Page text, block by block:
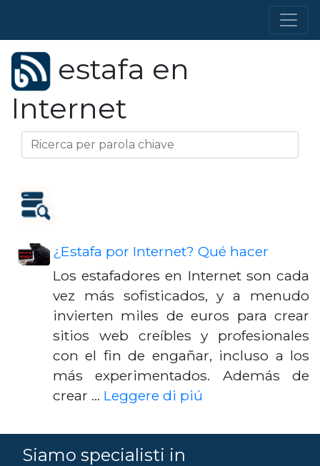
estafa en
Internet
¿Estafa por Internet? Qué hacer
Los estafadores en Internet son cada
vez más sofisticados, y a menudo
invierten miles de euros para crear
sitios web creíbles y profesionales
con el fin de engañar, incluso a los
más experimentados. Además de
crear … Leggere di piú
Siamo specialisti in